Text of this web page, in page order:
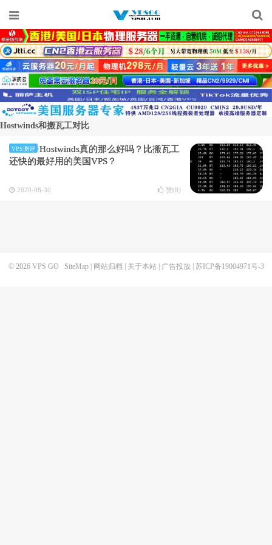
Hostwinds和搬瓦工对比
VPS测评
Hostwinds真的那么好吗？比搬瓦工
还快的最好用的美国VPS？
2020-08-30 赞(8)
© 2026 VPS GO SiteMap| 网站归档 关于本站| 广告投放| 苏ICP备19004971号-3